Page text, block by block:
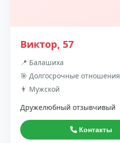
Виктор, 57
📍 Балашиха
🎯 Долгосрочные отношения
👨 Мужской
Дружелюбный отзывчивый
Контакты